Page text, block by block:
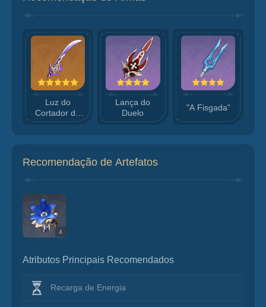
Luz do
Cortador de
Lança do
Duelo
"A Fisgada"
Recomendação de Artefatos
4
Atributos Principais Recomendados
Recarga de Energia